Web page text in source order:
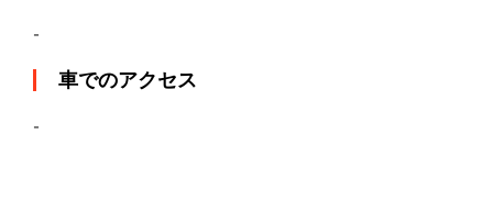
-
車でのアクセス
-